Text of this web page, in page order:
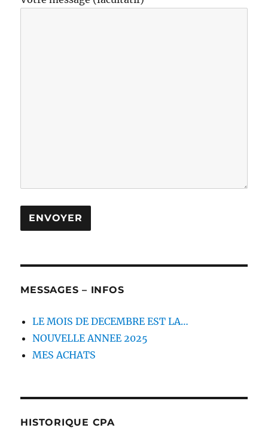
MESSAGES – INFOS
LE MOIS DE DECEMBRE EST LA…
NOUVELLE ANNEE 2025
MES ACHATS
HISTORIQUE CPA